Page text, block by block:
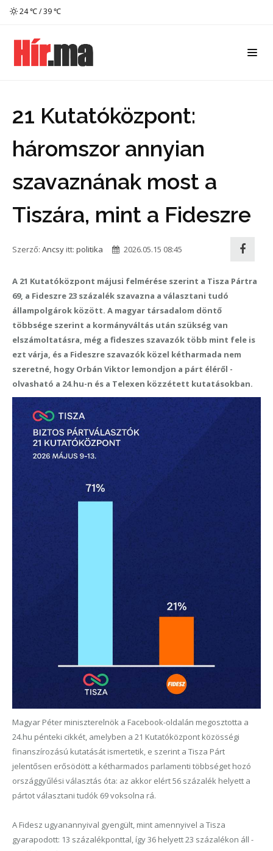
24 ℃ / 39 ℃
21 Kutatóközpont:
háromszor annyian
szavaznának most a
Tiszára, mint a Fideszre
Szerző: Ancsy itt: politika 2026.05.15 08:45
A 21 Kutatóközpont májusi felmérése szerint a Tisza Pártra
69, a Fideszre 23 százalék szavazna a választani tudó
állampolgárok között. A magyar társadalom döntő
többsége szerint a kormányváltás után szükség van
elszámoltatásra, még a fideszes szavazók több mint fele is
ezt várja, és a Fideszre szavazók közel kétharmada nem
szeretné, hogy Orbán Viktor lemondjon a párt éléről -
olvasható a 24.hu-n és a Telexen közzétett kutatásokban.
Magyar Péter miniszterelnök a Facebook-oldalán megosztotta a
24.hu pénteki cikkét, amelyben a 21 Kutatóközpont közösségi
finanszírozású kutatását ismertetik, e szerint a Tisza Párt
jelentősen erősödött a kétharmados parlamenti többséget hozó
országgyűlési választás óta: az akkor elért 56 százalék helyett a
pártot választani tudók 69 voksolna rá.
A Fidesz ugyanannyival gyengült, mint amennyivel a Tisza
gyarapodott: 13 százalékponttal, így 36 helyett 23 százalékon áll -